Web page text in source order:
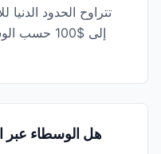
هل الوسطاء عبر